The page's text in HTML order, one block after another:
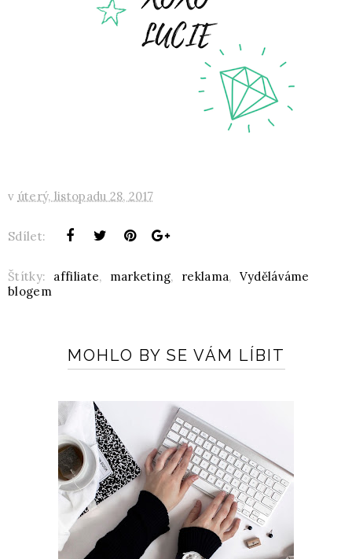
v úterý, listopadu 28, 2017
Sdílet:
Štítky: affiliate, marketing, reklama, Vyděláváme
blogem
MOHLO BY SE VÁM LÍBIT